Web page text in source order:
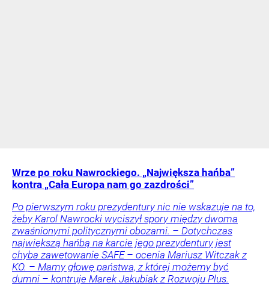
Wrze po roku Nawrockiego. „Największa hańba”
kontra „Cała Europa nam go zazdrości”
Po pierwszym roku prezydentury nic nie wskazuje na to,
żeby Karol Nawrocki wyciszył spory między dwoma
zwaśnionymi politycznymi obozami. – Dotychczas
największą hańbą na karcie jego prezydentury jest
chyba zawetowanie SAFE – ocenia Mariusz Witczak z
KO. – Mamy głowę państwa, z której możemy być
dumni – kontruje Marek Jakubiak z Rozwoju Plus.